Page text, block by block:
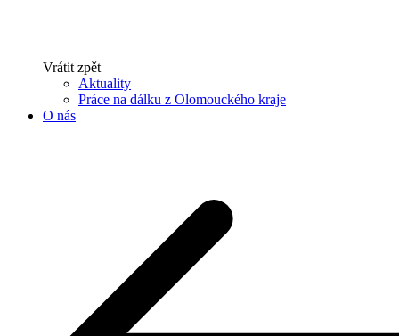
Vrátit zpět
Aktuality
Práce na dálku z Olomouckého kraje
O nás